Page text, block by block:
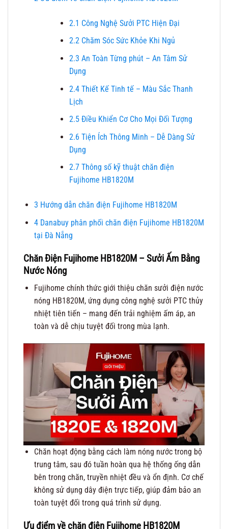
2.1 Công Nghệ Sưởi PTC Hiện Đại
2.2Chăm Sóc Sức Khỏe Khi Ngủ
2.3 An Toàn Từng phút – An Tâm Sử
Dụng
2.4Thiết Kế Tinh tế – Màu Sắc Thanh
Lịch
2.5Điều Khiển Cơ Cho Mọi Đối Tượng
2.6 Tiện Ích Thông Minh – Dễ Dàng Sử
Dụng
2.7Thông số kỹ thuật chăn điện
Fujihome HB1820M
3 Hướng dẫn chăn điện Fujihome HB1820M
4Danabuy phân phối chăn điện Fujihome HB1820M
tại Đà Nẵng
Chăn Điện Fujihome HB1820M – Sưởi Ấm Bằng
Nước Nóng
Fujihome chính thức giới thiệu chăn sưởi điện nước
nóng HB1820M, ứng dụng công nghệ sưởi PTC thủy
nhiệt tiên tiến – mang đến trải nghiệm ấm áp, an
toàn và dễ chịu tuyệt đối trong mùa lạnh.
Chăn hoạt động bằng cách làm nóng nước trong bộ
trung tâm, sau đó tuần hoàn qua hệ thống ống dẫn
bên trong chăn, truyền nhiệt đều và ổn định. Cơ chế
không sử dụng dây điện trực tiếp, giúp đảm bảo an
toàn tuyệt đối trong quá trình sử dụng.
Ưu điểm về chăn điện Fujihome HB1820M